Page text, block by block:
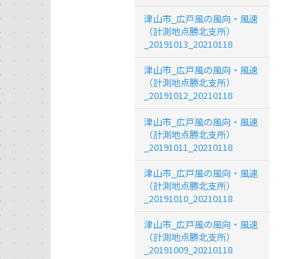
津山市_広戸風の風向・風速
（計測地点勝北支所）
_20191013_20210118
津山市_広戸風の風向・風速
（計測地点勝北支所）
_20191012_20210118
津山市_広戸風の風向・風速
（計測地点勝北支所）
_20191011_20210118
津山市_広戸風の風向・風速
（計測地点勝北支所）
_20191010_20210118
津山市_広戸風の風向・風速
（計測地点勝北支所）
_20191009_20210118